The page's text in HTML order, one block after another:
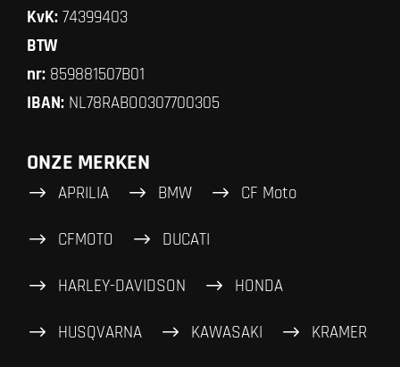
KvK: 74399403
BTW
nr: 859881507B01
IBAN: NL78RABO0307700305
ONZE MERKEN
APRILIA BMW CF Moto
CFMOTO DUCATI
HARLEY-DAVIDSON HONDA
HUSQVARNA KAWASAKI KRAMER